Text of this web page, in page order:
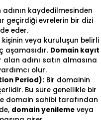
kaydedilmesinden
geçirdiği evrelerin bir dizi
eder.
veya kuruluşun belirli
aşamasıdır. Domain kayıt
alan adını satın almasına
olur.
Period): Bir domainin
Bu süre genellikle bir
domain sahibi tarafından
domain yenilemeveya